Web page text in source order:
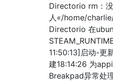
Directorio rm：
人«/home/
Directorio 在
11:50:13]启动-更
建18:14:26 为
Breakpad异常处